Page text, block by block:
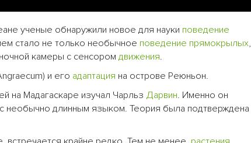
ученые обнаружили новое для науки поведение
стало не только необычное поведение прямокрылых,
камеры с сенсором движения.
и его адаптация на острове Реюньон.
на Мадагаскаре изучал Чарльз Дарвин. Именно он
необычно длинным языком. Теория была подтверждена